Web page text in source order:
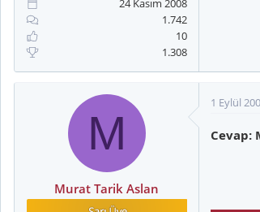
24 Kasım 2008
1.742
10
1.308
M
Murat Tarik Aslan
1 Eylül
Cevap: